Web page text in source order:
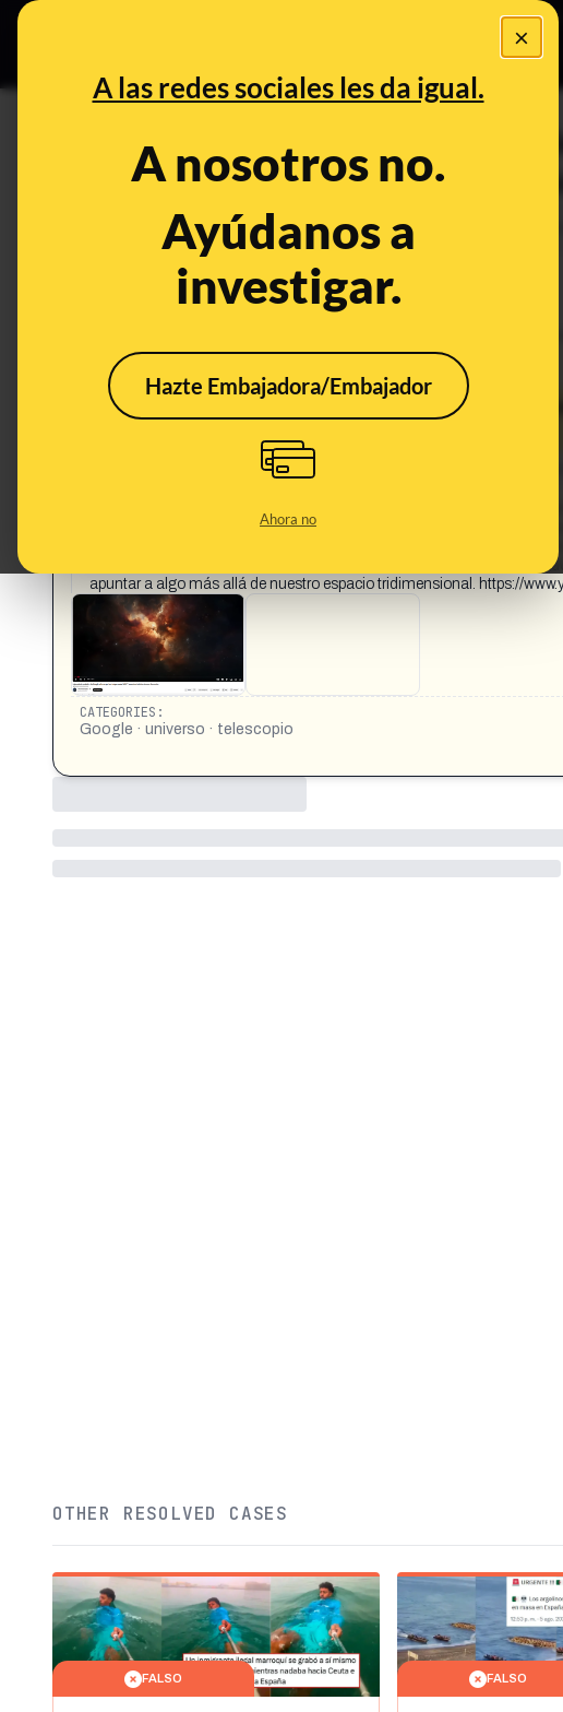
×
A las redes sociales les da igual.
A nosotros no.
Ayúdanos a
investigar.
Hazte Embajadora/Embajador
Ahora no
Bulos Ceuta
PREBUNKING
¿El laboratorio cuántico de
muestran indicios de una
This content has NOT yet been verified. It
What's being said:
«El laboratorio cuántico de Google afirma que
This content has not yet been
¿Ha abierto el telescopio James Webb la puerta a una nueva
audaz, pero los datos recientemente evaluados muestran signos
investigación cuántica de Google, un equipo de físicos ha buscado en
que no pueden explicarse con los modelos físicos clásicos. Los
apuntar a algo más allá de nuestro espacio tridimensional. https://
CATEGORIES:
Google · universo · telescopio
OTHER RESOLVED CASES
FALSO FALSO